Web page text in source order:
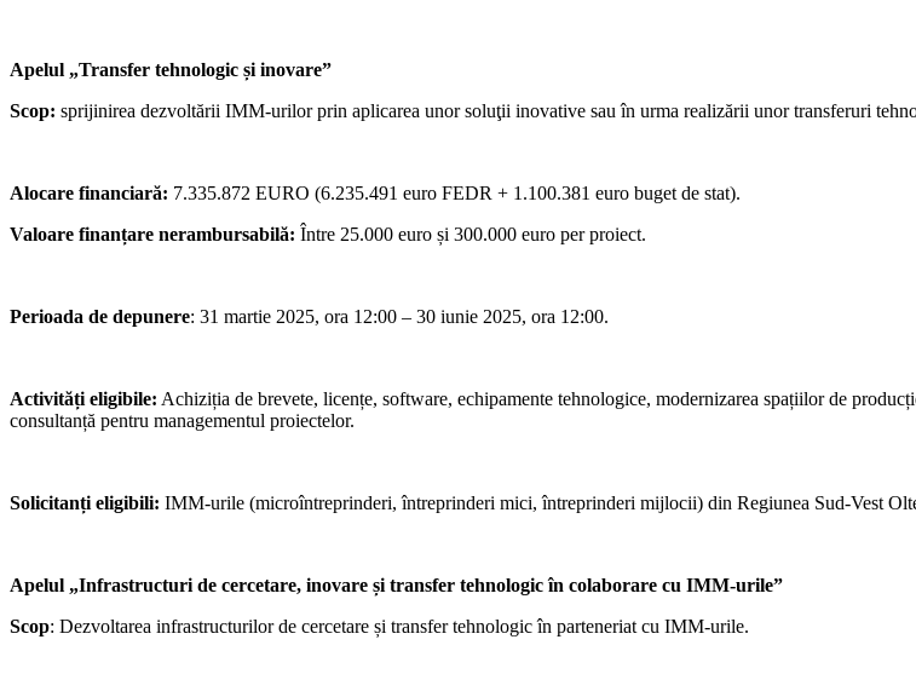
Apelul „Transfer tehnologic și inovare”
Scop: sprijinirea dezvoltării IMM-urilor prin aplicarea unor soluţii inovative sau în urma realizării unor transferuri
Alocare financiară: 7.335.872 EURO (6.235.491 euro FEDR + 1.100.381 euro buget de stat).
Valoare finanțare nerambursabilă: Între 25.000 euro și 300.000 euro per proiect.
Perioada de depunere: 31 martie 2025, ora 12:00 – 30 iunie 2025, ora 12:00.
Activități eligibile: Achiziția de brevete, licențe, software, echipamente tehnologice, modernizarea spațiilor de
consultanță pentru managementul proiectelor.
Solicitanți eligibili: IMM-urile (microîntreprinderi, întreprinderi mici, întreprinderi mijlocii) din Regiunea Sud-Vest
Apelul „Infrastructuri de cercetare, inovare și transfer tehnologic în colaborare cu IMM-urile”
Scop: Dezvoltarea infrastructurilor de cercetare și transfer tehnologic în parteneriat cu IMM-urile.